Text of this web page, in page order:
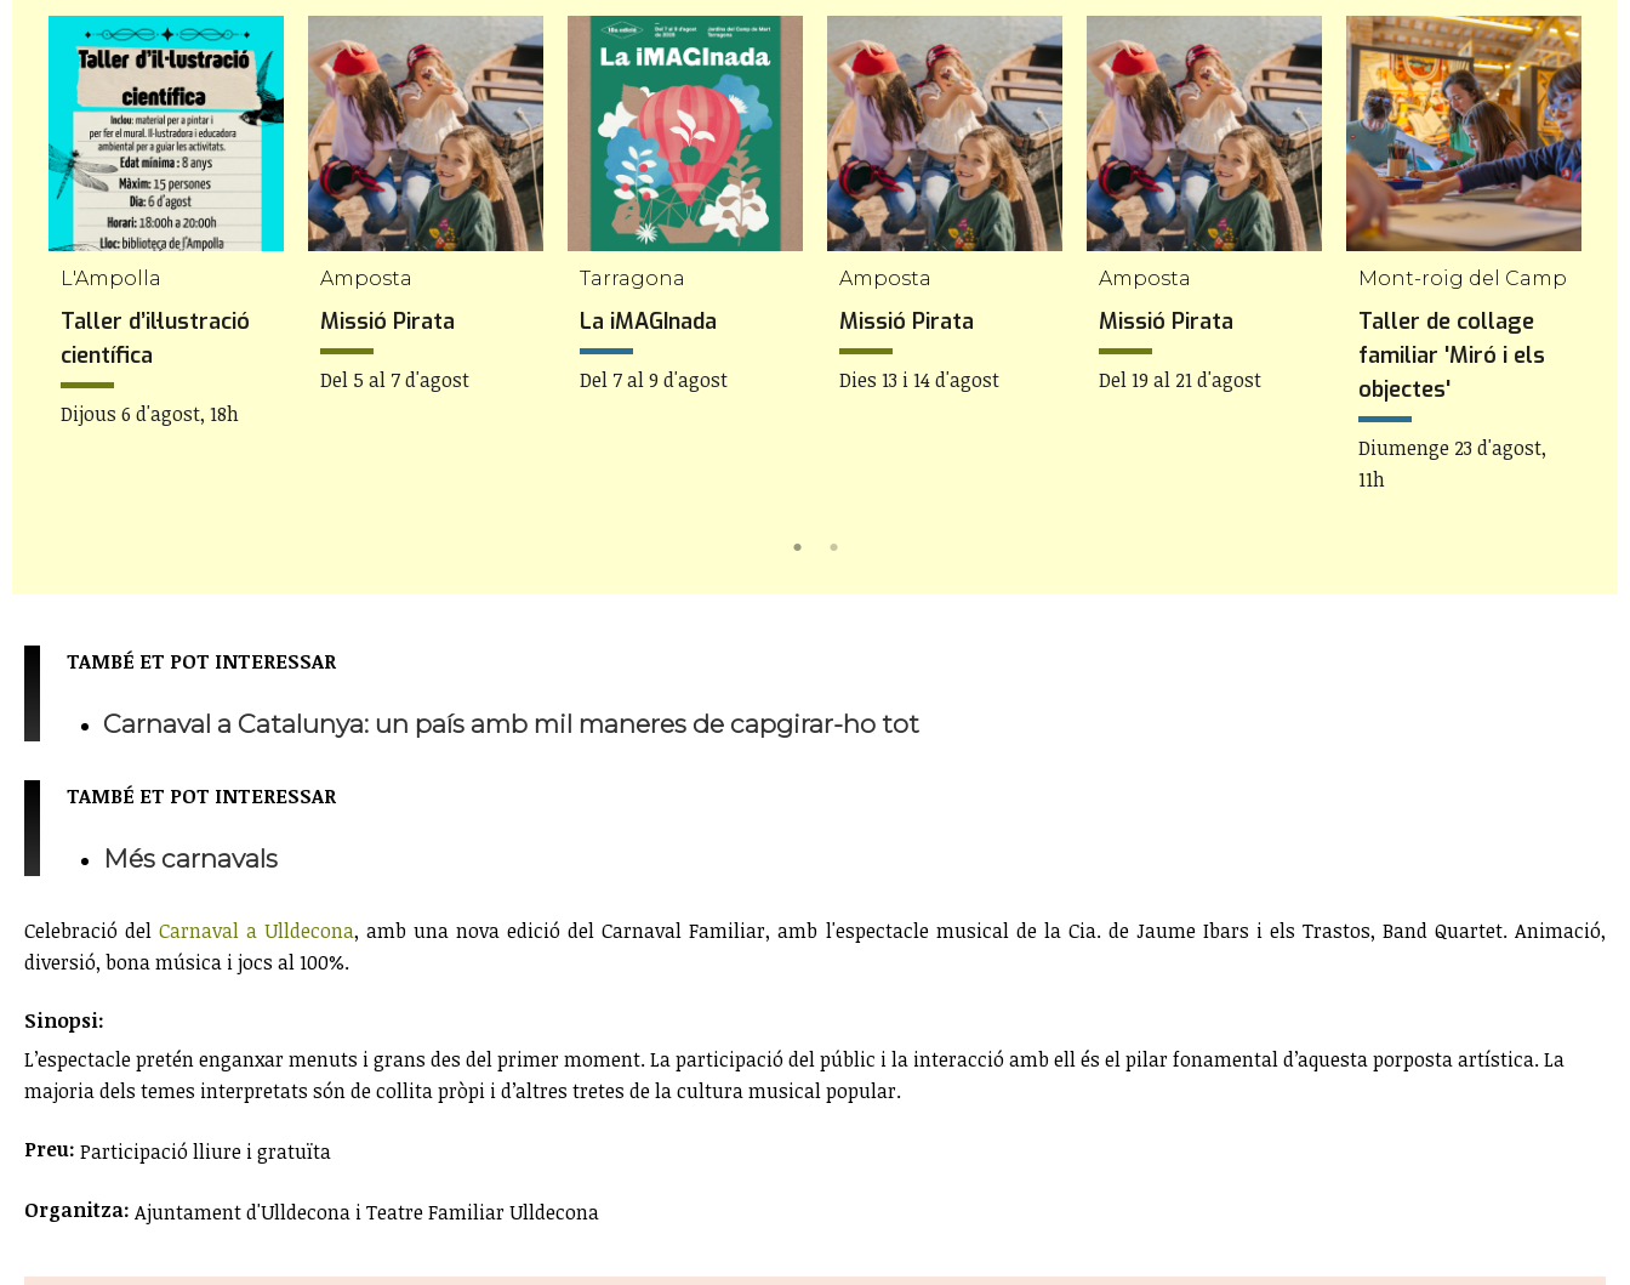
L'Ampolla
Taller d’il·lustració
científica
Dijous 6 d'agost, 18h
Amposta
Missió Pirata
Del 5 al 7 d'agost
Tarragona
La iMAGInada
Del 7 al 9 d'agost
Amposta
Missió Pirata
Dies 13 i 14 d'agost
Amposta
Missió Pirata
Del 19 al 21 d'agost
Mont-roig del Camp
Taller de collage
familiar 'Miró i els
objectes'
Diumenge 23 d'agost,
11h
TAMBÉ ET POT INTERESSAR
Carnaval a Catalunya: un país amb mil maneres de capgirar-ho tot
TAMBÉ ET POT INTERESSAR
Més carnavals
Celebració delCarnaval a Ulldecona, amb una nova edició del Carnaval Familiar, amb l'espectacle musical de la Cia. de Jaume Ibars i els Trastos, Band Quartet. Animació,
diversió, bona música i jocs al 100%.
Sinopsi:
L’espectacle pretén enganxar menuts i grans des del primer moment. La participació del públic i la interacció amb ell és el pilar fonamental d’aquesta porposta artística. La
majoria dels temes interpretats són de collita pròpi i d’altres tretes de la cultura musical popular.
Preu: Participació lliure i gratuïta
Organitza: Ajuntament d'Ulldecona i Teatre Familiar Ulldecona